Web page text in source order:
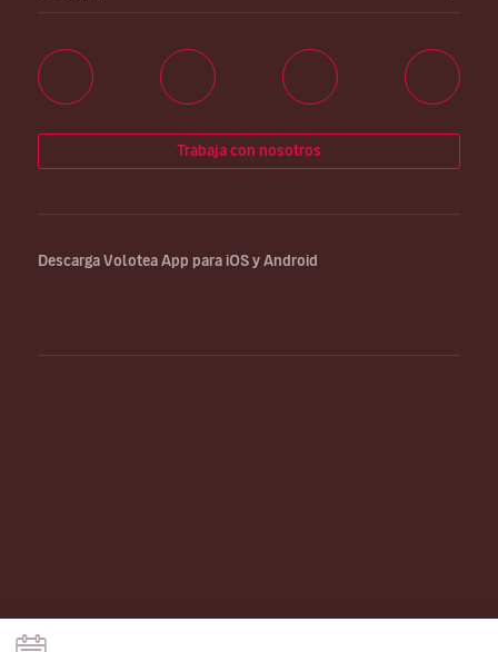
Trabaja con nosotros
Descarga Volotea App para iOS y Android